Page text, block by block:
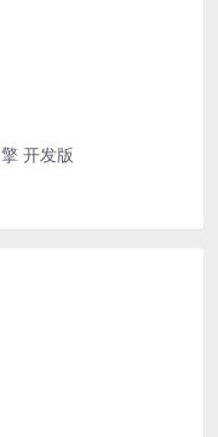
开发版